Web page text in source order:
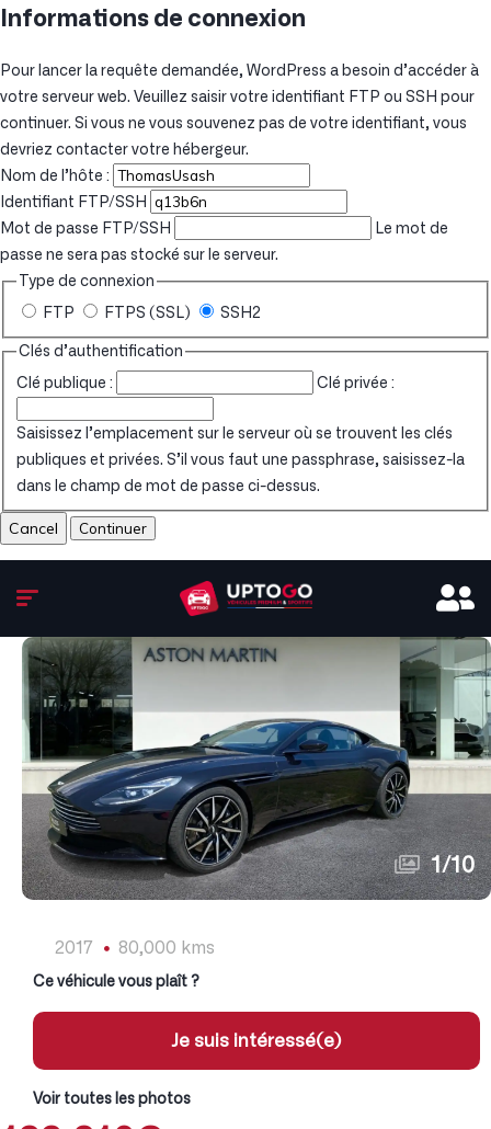
Informations de connexion
Pour lancer la requête demandée, WordPress a besoin d’accéder à
votre serveur web. Veuillez saisir votre identifiant FTP ou SSH pour
continuer. Si vous ne vous souvenez pas de votre identifiant, vous
devriez contacter votre hébergeur.
Nom de l’hôte :
Identifiant FTP/SSH
Mot de passe FTP/SSH
Le mot de
passe ne sera pas stocké sur le serveur.
Type de connexion
FTP FTPS (SSL) SSH2
Clés d’authentification
Clé publique : Clé privée :
Saisissez l’emplacement sur le serveur où se trouvent les clés
publiques et privées. S’il vous faut une passphrase, saisissez-la
dans le champ de mot de passe ci-dessus.
Cancel
1/10
2017 80,000 kms
Ce véhicule vous plaît ?
Je suis intéressé(e)
Voir toutes les photos